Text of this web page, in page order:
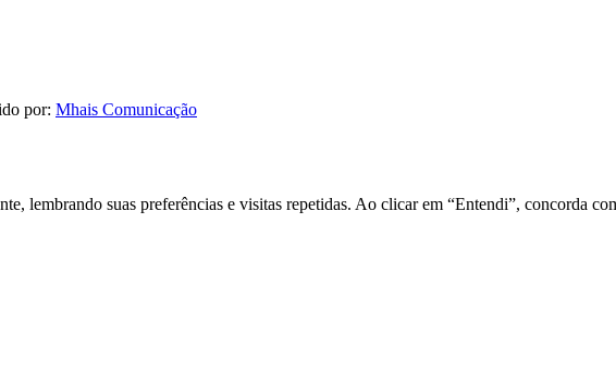
por: Mhais Comunicação
lembrando suas preferências e visitas repetidas. Ao clicar em “Entendi”, concorda